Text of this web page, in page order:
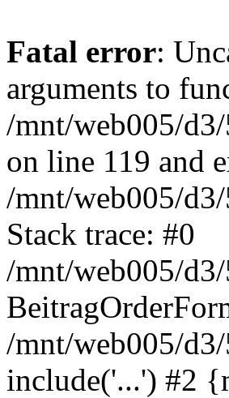
Fatal error:
arguments to
/mnt/web005/
on line 119 and
/mnt/web005/
Stack trace: #0
/mnt/web005/
/mnt/web005/
include('...') #2